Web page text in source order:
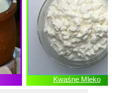
Kwaśne Mleko